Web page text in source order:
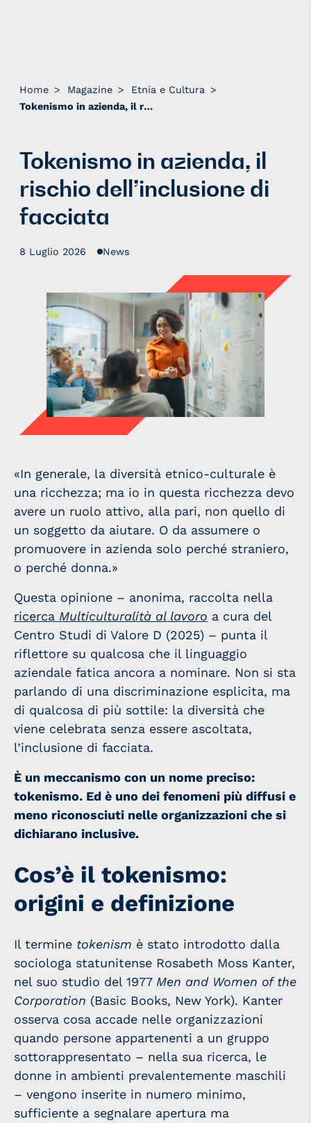
Home > Magazine > Etnia e Cultura >
Tokenismo in azienda, il rischio dell’inclusione di facciata
Tokenismo in azienda, il
rischio dell’inclusione di
facciata
8 Luglio 2026 News
«In generale, la diversità etnico-culturale è
una ricchezza; ma io in questa ricchezza devo
avere un ruolo attivo, alla pari, non quello di
un soggetto da aiutare. O da assumere o
promuovere in azienda solo perché straniero,
o perché donna.»
Questa opinione – anonima, raccolta nella
ricerca Multiculturalità al lavoro a cura del
Centro Studi di Valore D (2025) – punta il
riflettore su qualcosa che il linguaggio
aziendale fatica ancora a nominare. Non si sta
parlando di una discriminazione esplicita, ma
di qualcosa di più sottile: la diversità che
viene celebrata senza essere ascoltata,
l’inclusione di facciata.
È un meccanismo con un nome preciso:
tokenismo. Ed è uno dei fenomeni più diffusi e
meno riconosciuti nelle organizzazioni che si
dichiarano inclusive.
Cos’è il tokenismo:
origini e definizione
Il termine tokenism è stato introdotto dalla
sociologa statunitense Rosabeth Moss Kanter,
nel suo studio del 1977 Men and Women of the
Corporation (Basic Books, New York). Kanter
osserva cosa accade nelle organizzazioni
quando persone appartenenti a un gruppo
sottorappresentato – nella sua ricerca, le
donne in ambienti prevalentemente maschili
– vengono inserite in numero minimo,
sufficiente a segnalare apertura ma